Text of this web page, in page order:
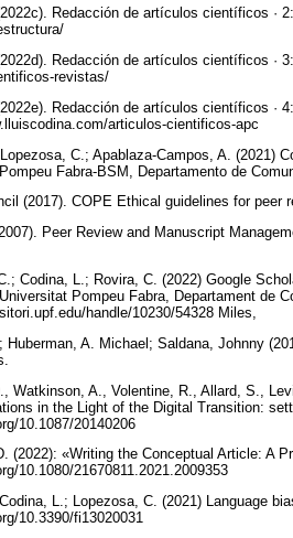
Redacción de artículos científicos ·
Redacción de artículos científicos ·
revistas/
Redacción de artículos científicos ·
articulos-cientificos-apc
C.; Apablaza-Campos, A. (2021)
Fabra-BSM, Departamento de
(2017). COPE Ethical guidelines for
Peer Review and Manuscript
Codina, L.; Rovira, C. (2022) Google
Pompeu Fabra, Departament de
handle/10230/54328 Miles,
Huberman, A. Michael; Saldana, Johnny
Watkinson, A., Volentine, R., Allard, S.,
in the Light of the Digital Transition:
10.1087/20140206
(2022): «Writing the Conceptual Article: A
10.1080/21670811.2021.2009353
L.; Lopezosa, C. (2021) Language
10.3390/fi13020031